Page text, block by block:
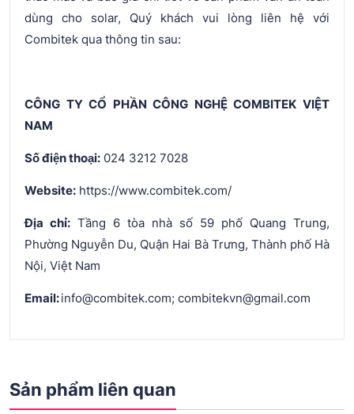
dùng cho solar, Quý khách vui lòng liên hệ với
Combitek qua thông tin sau:
CÔNG TY CỔ PHẦN CÔNG NGHỆ COMBITEK VIỆT
NAM
Số điện thoại: 024 3212 7028
Website: https://www.combitek.com/
Địa chỉ: Tầng 6 tòa nhà số 59 phố Quang Trung,
Phường Nguyễn Du, Quận Hai Bà Trưng, Thành phố Hà
Nội, Việt Nam
Email:info@combitek.com; combitekvn@gmail.com
Sản phẩm liên quan